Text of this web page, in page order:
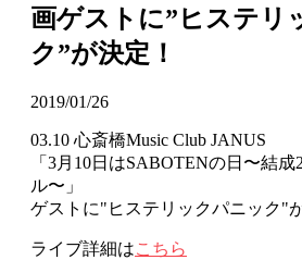
画ゲストに”ヒステリ
ク”が決定！
2019/01/26
03.10 心斎橋Music Club JANUS
「3月10日はSABOTENの日〜結
ル〜」
ゲストに"ヒステリックパニック"
ライブ詳細はこちら